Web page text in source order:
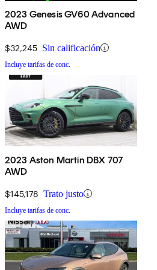
2023 Genesis GV60 Advanced
AWD
$32,245 Sin calificación
Incluye tarifas de conc.
2023 Aston Martin DBX 707
AWD
$145,178 Trato justo
Incluye tarifas de conc.